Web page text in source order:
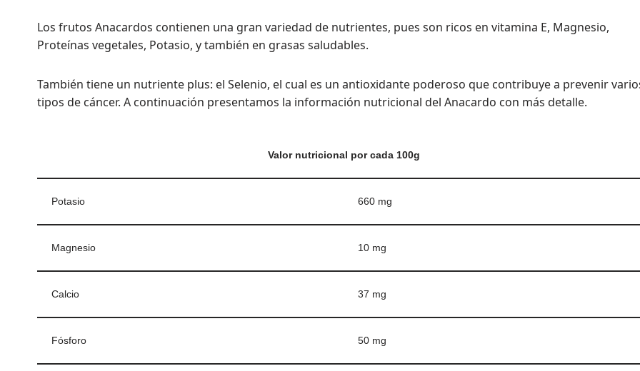
Los frutos Anacardos contienen una gran variedad de nutrientes, pues son ricos en vitamina E, Magnesio,
Proteínas vegetales, Potasio, y también en grasas saludables.
También tiene un nutriente plus: el Selenio, el cual es un antioxidante poderoso que contribuye a prevenir
tipos de cáncer. A continuación presentamos la información nutricional del Anacardo con más detalle.
Valor nutricional por cada 100g
Potasio 660 mg
Magnesio 10 mg
Calcio 37 mg
Fósforo 50 mg